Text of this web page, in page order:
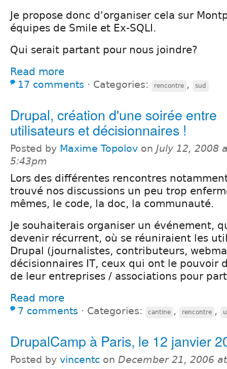
Je propose donc d'organiser cela sur
équipes de Smile et Ex-SQLI.
Qui serait partant pour nous joindre?
Read more
17 comments ⋅ Categories: rencontre , sud
Drupal, création d'une soirée entre
utilisateurs et décisionnaires !
Posted by Maxime Topolov on July 12, 2008
5:43pm
Lors des différentes rencontres
trouvé nos discussions un peu trop
mêmes, le code, la doc, la communauté.
Je souhaiterais organiser un événement,
devenir récurrent, où se réuniraient les
Drupal (journalistes, contributeurs,
décisionnaires IT, ceux qui ont le pouvoir
de leur entreprises / associations pour
Read more
7 comments ⋅ Categories: cantine , rencontre ,
DrupalCamp à Paris, le 12 janvier
Posted by vincentc on December 21, 2006